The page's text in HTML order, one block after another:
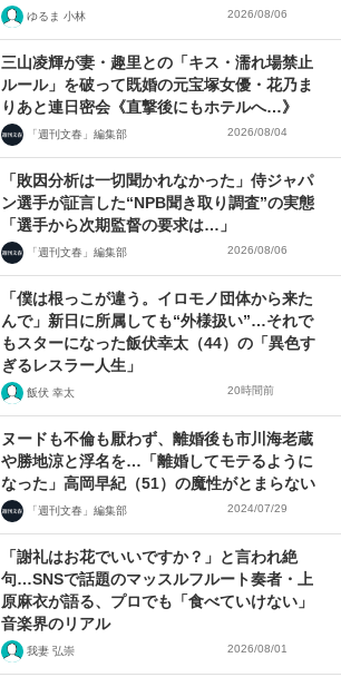
ゆるま 小林 2026/08/06
三山凌輝が妻・趣里との「キス・濡れ場禁止
ルール」を破って既婚の元宝塚女優・花乃ま
りあと連日密会《直撃後にもホテルへ…》
「週刊文春」編集部 2026/08/04
「敗因分析は一切聞かれなかった」侍ジャパ
ン選手が証言した“NPB聞き取り調査”の実態
「選手から次期監督の要求は…」
「週刊文春」編集部 2026/08/06
「僕は根っこが違う。イロモノ団体から来た
んで」新日に所属しても“外様扱い”…それで
もスターになった飯伏幸太（44）の「異色す
ぎるレスラー人生」
飯伏 幸太 20時間前
ヌードも不倫も厭わず、離婚後も市川海老蔵
や勝地涼と浮名を…「離婚してモテるように
なった」高岡早紀（51）の魔性がとまらない
「週刊文春」編集部 2024/07/29
「謝礼はお花でいいですか？」と言われ絶
句…SNSで話題のマッスルフルート奏者・上
原麻衣が語る、プロでも「食べていけない」
音楽界のリアル
我妻 弘崇 2026/08/01